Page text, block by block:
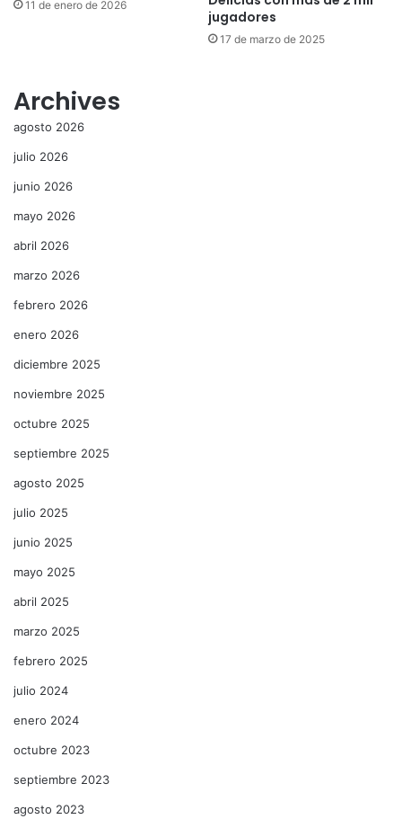
11 de enero de 2026
jugadores
17 de marzo de 2025
Archives
agosto 2026
julio 2026
junio 2026
mayo 2026
abril 2026
marzo 2026
febrero 2026
enero 2026
diciembre 2025
noviembre 2025
octubre 2025
septiembre 2025
agosto 2025
julio 2025
junio 2025
mayo 2025
abril 2025
marzo 2025
febrero 2025
julio 2024
enero 2024
octubre 2023
septiembre 2023
agosto 2023